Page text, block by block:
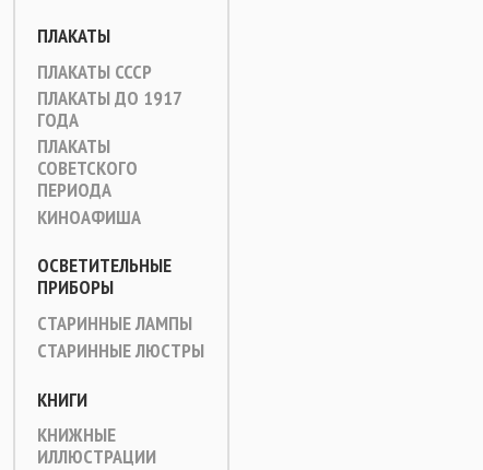
ПЛАКАТЫ
ПЛАКАТЫ СССР
ПЛАКАТЫ ДО 1917
ГОДА
ПЛАКАТЫ
СОВЕТСКОГО
ПЕРИОДА
КИНОАФИША
ОСВЕТИТЕЛЬНЫЕ
ПРИБОРЫ
СТАРИННЫЕ ЛАМПЫ
СТАРИННЫЕ ЛЮСТРЫ
КНИГИ
КНИЖНЫЕ
ИЛЛЮСТРАЦИИ